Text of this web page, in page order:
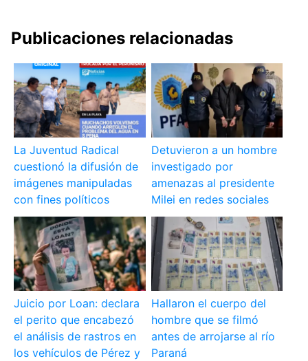
Publicaciones relacionadas
La Juventud Radical
cuestionó la difusión de
imágenes manipuladas
con fines políticos
Detuvieron a un hombre
investigado por
amenazas al presidente
Milei en redes sociales
Juicio por Loan: declara
el perito que encabezó
el análisis de rastros en
los vehículos de Pérez y
Hallaron el cuerpo del
hombre que se filmó
antes de arrojarse al río
Paraná